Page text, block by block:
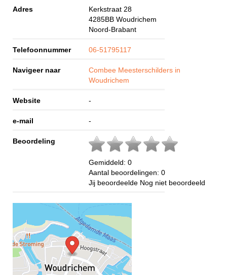
Adres
Kerkstraat 28
4285BB Woudrichem
Noord-Brabant
Telefoonnummer 06-51795117
Navigeer naar
Combee Meesterschilders in
Woudrichem
Website -
e-mail -
Beoordeling
Gemiddeld: 0
Aantal beoordelingen: 0
Jij beoordeelde Nog niet beoordeeld